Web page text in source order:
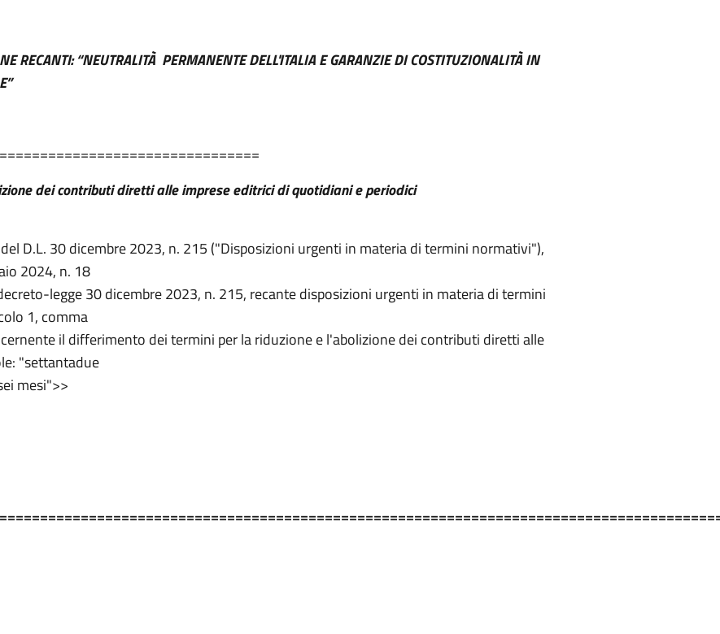
RECANTI: “NEUTRALITÀ PERMANENTE DELL'ITALIA E GARANZIE DI COSTITUZIONALITÀ IN
dei contributi diretti alle imprese editrici di quotidiani e periodici
D.L. 30 dicembre 2023, n. 215 ("Disposizioni urgenti in materia di termini normativi"),
2024, n. 18
legge 30 dicembre 2023, n. 215, recante disposizioni urgenti in materia di termini
1, comma
il differimento dei termini per la riduzione e l'abolizione dei contributi diretti alle
"settantadue
mesi">>